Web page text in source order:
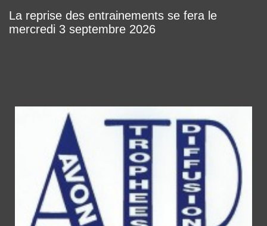
La reprise des entrainements se fera le
mercredi 3 septembre 2026